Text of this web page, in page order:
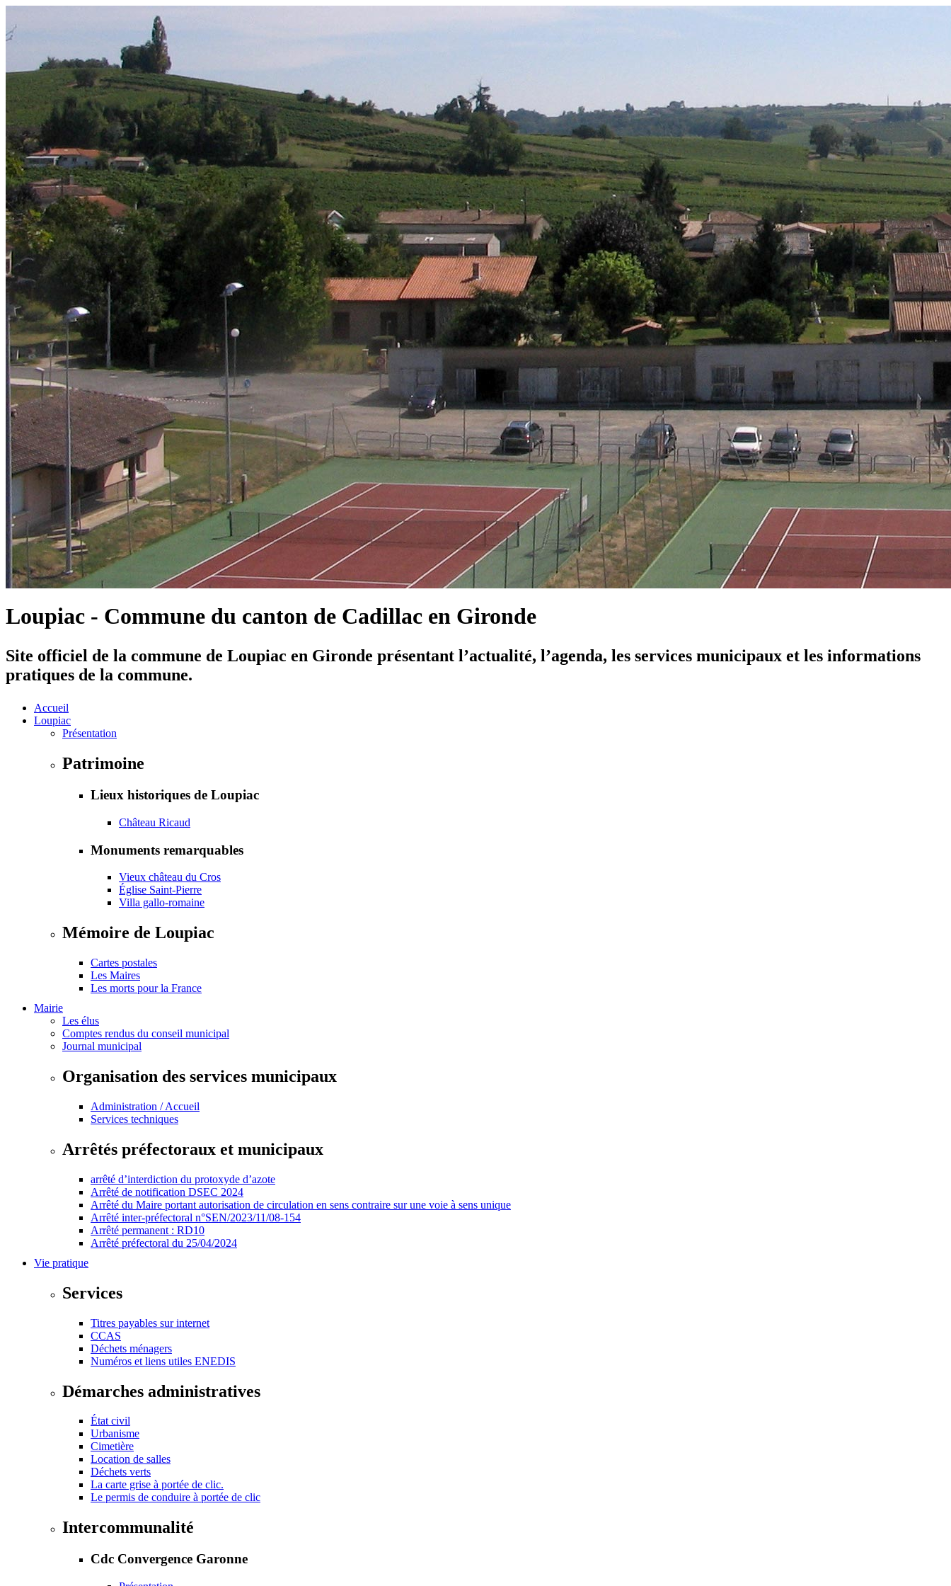
Loupiac - Commune du canton de Cadillac en Gironde
Site officiel de la commune de Loupiac en Gironde présentant l’actualité, l’agenda, les services municipaux et les informations
pratiques de la commune.
Accueil
Loupiac
Présentation
Patrimoine
Lieux historiques de Loupiac
Château Ricaud
Monuments remarquables
Vieux château du Cros
Église Saint-Pierre
Villa gallo-romaine
Mémoire de Loupiac
Cartes postales
Les Maires
Les morts pour la France
Mairie
Les élus
Comptes rendus du conseil municipal
Journal municipal
Organisation des services municipaux
Administration / Accueil
Services techniques
Arrêtés préfectoraux et municipaux
arrêté d’interdiction du protoxyde d’azote
Arrêté de notification DSEC 2024
Arrêté du Maire portant autorisation de circulation en sens contraire sur une voie à sens unique
Arrêté inter-préfectoral n°SEN/2023/11/08-154
Arrêté permanent : RD10
Arrêté préfectoral du 25/04/2024
Vie pratique
Services
Titres payables sur internet
CCAS
Déchets ménagers
Numéros et liens utiles ENEDIS
Démarches administratives
État civil
Urbanisme
Cimetière
Location de salles
Déchets verts
La carte grise à portée de clic.
Le permis de conduire à portée de clic
Intercommunalité
Cdc Convergence Garonne